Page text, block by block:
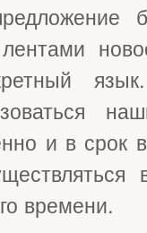
и в срок
времени.